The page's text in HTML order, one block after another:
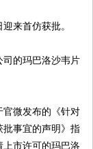
来首仿获批。
的玛巴洛沙韦片
微发布的《针对
批事宜的声明》指
上市许可的玛巴洛